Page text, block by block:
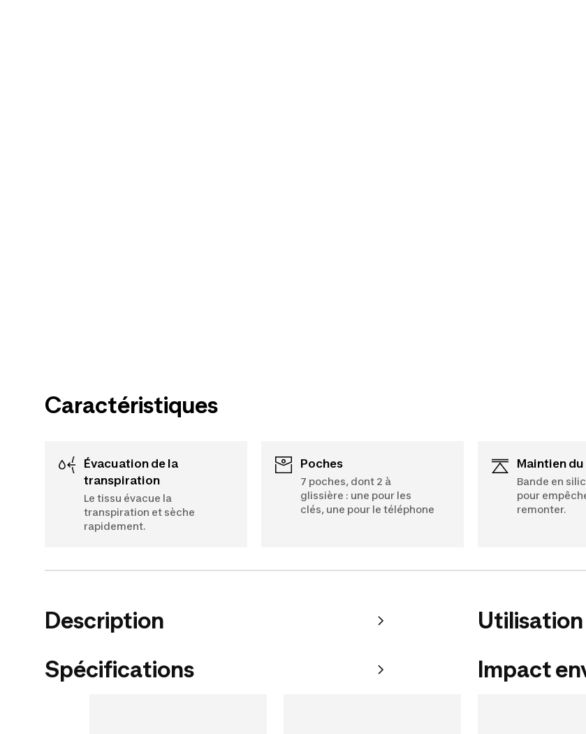
Caractéristiques
Évacuation de la
transpiration
Le tissu évacue la
transpiration et sèche
rapidement.
Poches
7 poches, dont 2 à
glissière : une pour les
clés, une pour le téléphone
Maintien
Bande en
pour
remonter.
Description
Spécifications
Impact